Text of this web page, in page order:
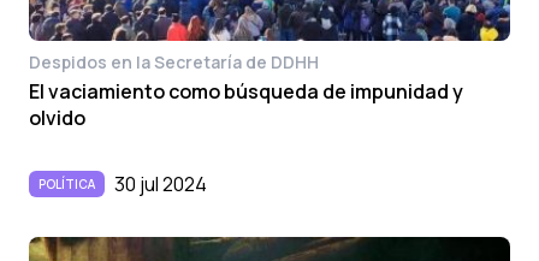
Despidos en la Secretaría de DDHH
El vaciamiento como búsqueda de impunidad y
olvido
POLÍTICA 30 jul 2024